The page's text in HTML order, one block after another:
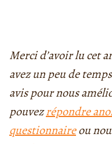
Merci d’avoir lu cet
avez un peu de
avis pour nous
pouvezrépondre
questionnaireou